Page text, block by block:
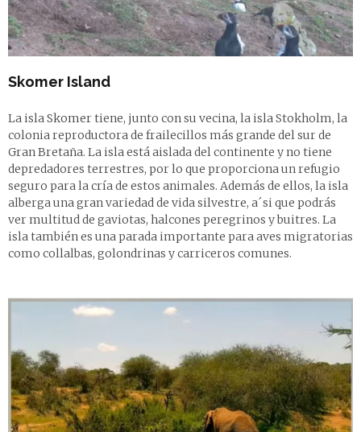
Skomer Island
La islaSkomertiene, junto con su vecina, la isla Stokholm, la
colonia reproductora de frailecillos más grande del sur de
Gran Bretaña. La isla está aislada del continente y no tiene
depredadores terrestres, por lo que proporciona un refugio
seguro para la cría de estos animales. Además de ellos, la isla
alberga una gran variedad de vida silvestre, a´si que podrás
ver multitud de gaviotas, halcones peregrinos y buitres. La
isla también es una parada importante para aves migratorias
como collalbas, golondrinas y carriceros comunes.